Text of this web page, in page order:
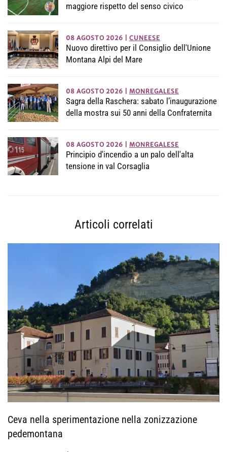
maggiore rispetto del senso civico
08 AGOSTO 2026 CUNEESE
Nuovo direttivo per il Consiglio dell'Unione
Montana Alpi del Mare
08 AGOSTO 2026 MONREGALESE
Sagra della Raschera: sabato l’inaugurazione
della mostra sui 50 anni della Confraternita
08 AGOSTO 2026 MONREGALESE
Principio d'incendio a un palo dell'alta
tensione in val Corsaglia
Articoli correlati
Ceva nella sperimentazione nella zonizzazione
pedemontana